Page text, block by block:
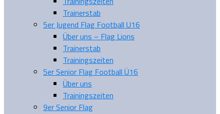
Trainerstab
5er Jugend Flag Football U16
Über uns – Flag Lions
Trainerstab
Trainingszeiten
5er Senior Flag Football Ü16
Über uns
Trainingszeiten
9er Senior Flag